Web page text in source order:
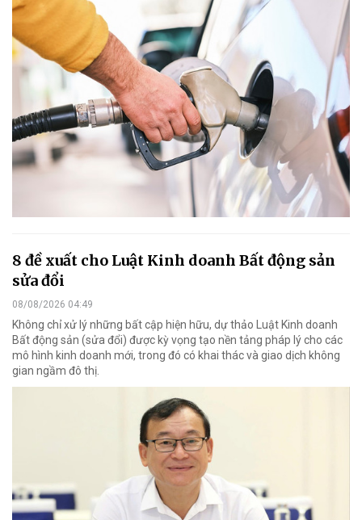
8 đề xuất cho Luật Kinh doanh Bất động sản
sửa đổi
08/08/2026 04:49
Không chỉ xử lý những bất cập hiện hữu, dự thảo Luật Kinh doanh
Bất động sản (sửa đổi) được kỳ vọng tạo nền tảng pháp lý cho các
mô hình kinh doanh mới, trong đó có khai thác và giao dịch không
gian ngầm đô thị.